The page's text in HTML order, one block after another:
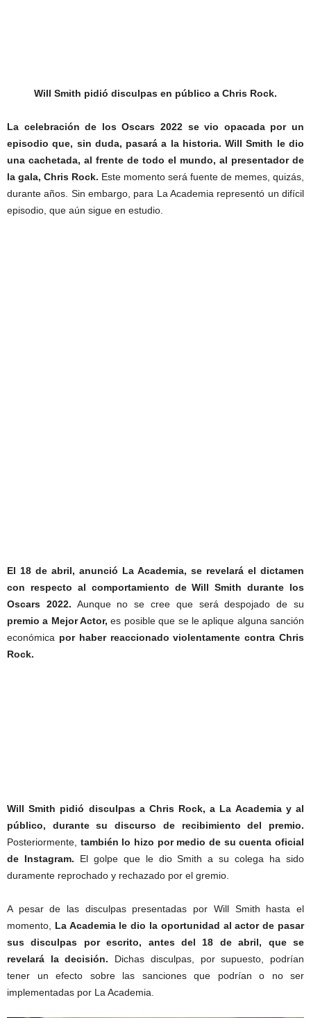
Will Smith pidió disculpas en público a Chris Rock.
La celebración de los Oscars 2022 se vio opacada por un
episodio que, sin duda, pasará a la historia. Will Smith le dio
una cachetada, al frente de todo el mundo, al presentador de
la gala, Chris Rock. Este momento será fuente de memes, quizás,
durante años. Sin embargo, para La Academia representó un difícil
episodio, que aún sigue en estudio.
El 18 de abril, anunció La Academia, se revelará el dictamen
con respecto al comportamiento de Will Smith durante los
Oscars 2022. Aunque no se cree que será despojado de su
premio a Mejor Actor, es posible que se le aplique alguna sanción
económica por haber reaccionado violentamente contra Chris
Rock.
Will Smith pidió disculpas a Chris Rock, a La Academia y al
público, durante su discurso de recibimiento del premio.
Posteriormente, también lo hizo por medio de su cuenta oficial
de Instagram. El golpe que le dio Smith a su colega ha sido
duramente reprochado y rechazado por el gremio.
A pesar de las disculpas presentadas por Will Smith hasta el
momento, La Academia le dio la oportunidad al actor de pasar
sus disculpas por escrito, antes del 18 de abril, que se
revelará la decisión. Dichas disculpas, por supuesto, podrían
tener un efecto sobre las sanciones que podrían o no ser
implementadas por La Academia.